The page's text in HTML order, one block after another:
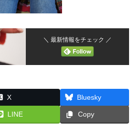
＼ 最新情報をチェック ／
X Bluesky
LINE Copy